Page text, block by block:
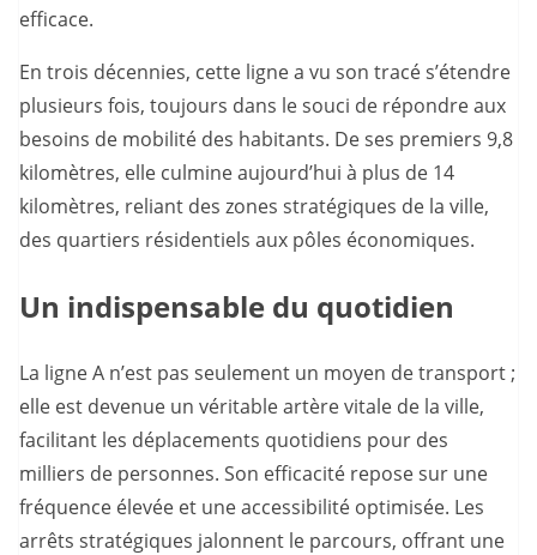
efficace.
En trois décennies, cette ligne a vu son tracé s’étendre
plusieurs fois, toujours dans le souci de répondre aux
besoins de mobilité des habitants. De ses premiers 9,8
kilomètres, elle culmine aujourd’hui à plus de 14
kilomètres, reliant des zones stratégiques de la ville,
des quartiers résidentiels aux pôles économiques.
Un indispensable du quotidien
La ligne A n’est pas seulement un moyen de transport ;
elle est devenue un véritable artère vitale de la ville,
facilitant les déplacements quotidiens pour des
milliers de personnes. Son efficacité repose sur une
fréquence élevée et une accessibilité optimisée. Les
arrêts stratégiques jalonnent le parcours, offrant une